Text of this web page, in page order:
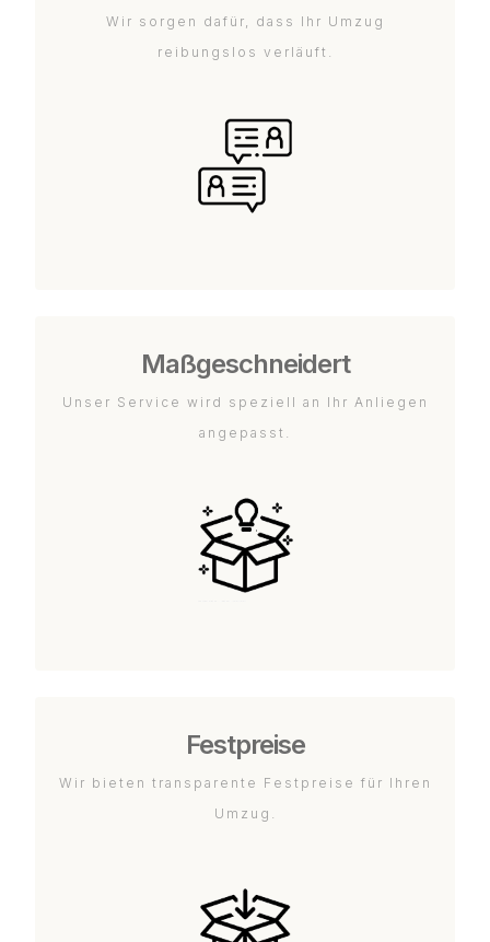
Wir sorgen dafür, dass Ihr Umzug
reibungslos verläuft.
Maßgeschneidert
Unser Service wird speziell an Ihr Anliegen
angepasst.
Festpreise
Wir bieten transparente Festpreise für Ihren
Umzug.